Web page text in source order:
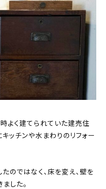
よく建てられていた建売住
ッチンや水まわりのリフォー
のではなく、床を変え、壁を
した。